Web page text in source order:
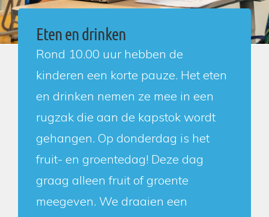
Eten en drinken
Rond 10.00 uur hebben de
kinderen een korte pauze. Het eten
en drinken nemen ze mee in een
rugzak die aan de kapstok wordt
gehangen. Op donderdag is het
fruit- en groentedag! Deze dag
graag alleen fruit of groente
meegeven. We draaien een